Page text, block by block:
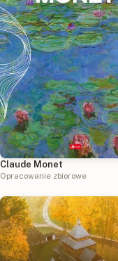
Claude Monet
Opracowanie zbiorowe